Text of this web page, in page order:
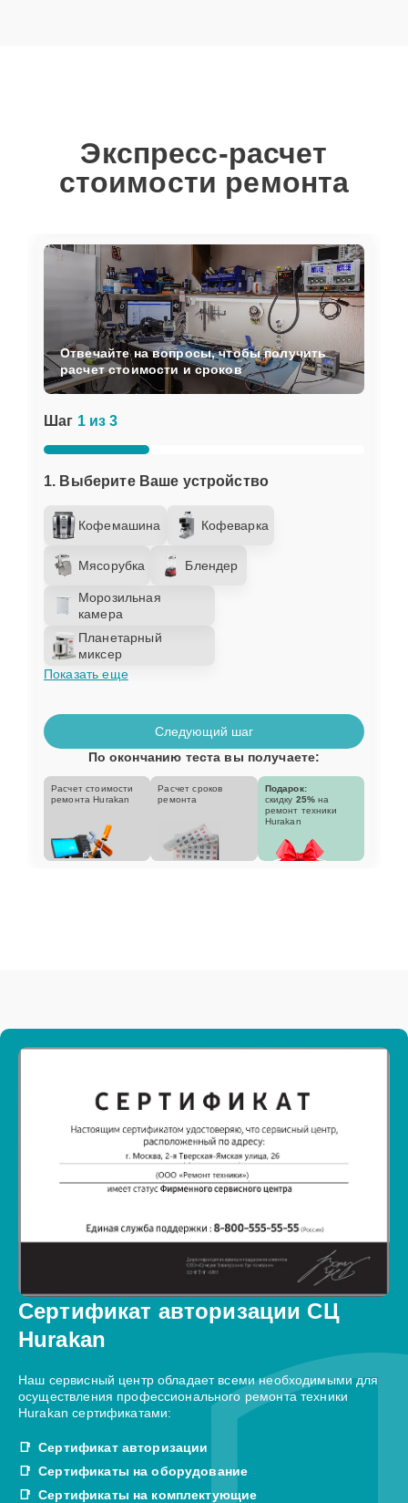
Экспресс-расчет
стоимости ремонта
Шаг 1 из 3
1. Выберите Ваше устройство
Кофемашина Кофеварка
Мясорубка Блендер
Морозильная
камера
Планетарный
миксер
Показать еще
Отвечайте на вопросы, чтобы получить
расчет стоимости и сроков
Следующий шаг
По окончанию теста вы получаете:
Расчет стоимости
ремонта Hurakan
Расчет сроков
ремонта
Подарок:
скидку 25% на
ремонт техники
Hurakan
Сертификат авторизации СЦ
Hurakan
Наш сервисный центр обладает всеми необходимыми для
осуществления профессионального ремонта техники
Hurakan сертификатами:
Сертификат авторизации
Сертификаты на оборудование
Сертификаты на комплектующие